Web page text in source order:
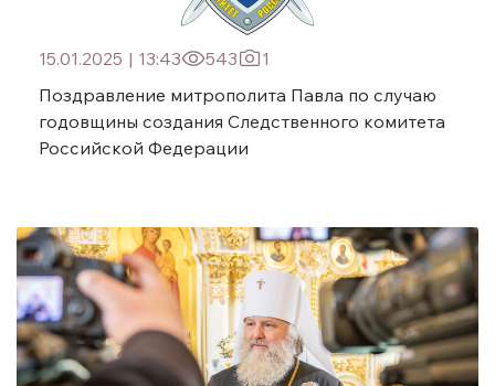
15.01.2025 | 13:43 543
1
Поздравление митрополита Павла по случаю
годовщины создания Следственного комитета
Российской Федерации